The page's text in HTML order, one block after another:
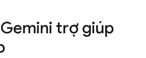
Gemini trợ giúp